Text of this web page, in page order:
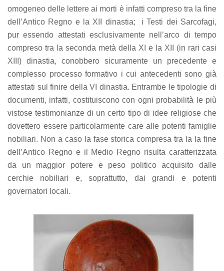
omogeneo delle lettere ai morti è infatti compreso tra la fine
dell’Antico Regno e la XII dinastia; i Testi dei Sarcofagi,
pur essendo attestati esclusivamente nell’arco di tempo
compreso tra la seconda metà della XI e la XII (in rari casi
XIII) dinastia, conobbero sicuramente un precedente e
complesso processo formativo i cui antecedenti sono già
attestati sul finire della VI dinastia. Entrambe le tipologie di
documenti, infatti, costituiscono con ogni probabilità le più
vistose testimonianze di un certo tipo di idee religiose che
dovettero essere particolarmente care alle potenti famiglie
nobiliari. Non a caso la fase storica compresa tra la la fine
dell’Antico Regno e il Medio Regno risulta caratterizzata
da un maggior potere e peso politico acquisito dalle
cerchie nobiliari e, soprattutto, dai grandi e potenti
governatori locali.